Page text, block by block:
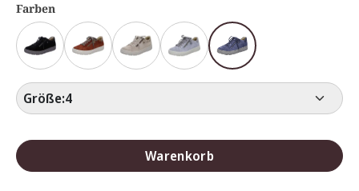
Farben
Größe:4
Warenkorb